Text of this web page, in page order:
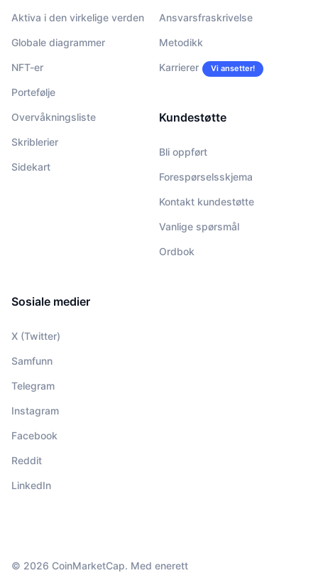
Aktiva i den virkelige verden
Globale diagrammer
NFT-er
Portefølje
Overvåkningsliste
Skriblerier
Sidekart
Ansvarsfraskrivelse
Metodikk
Karrierer Vi ansetter!
Kundestøtte
Bli oppført
Forespørselsskjema
Kontakt kundestøtte
Vanlige spørsmål
Ordbok
Sosiale medier
X (Twitter)
Samfunn
Telegram
Instagram
Facebook
Reddit
LinkedIn
© 2026 CoinMarketCap. Med enerett